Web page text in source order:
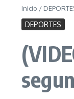
Inicio /
DEPORTES